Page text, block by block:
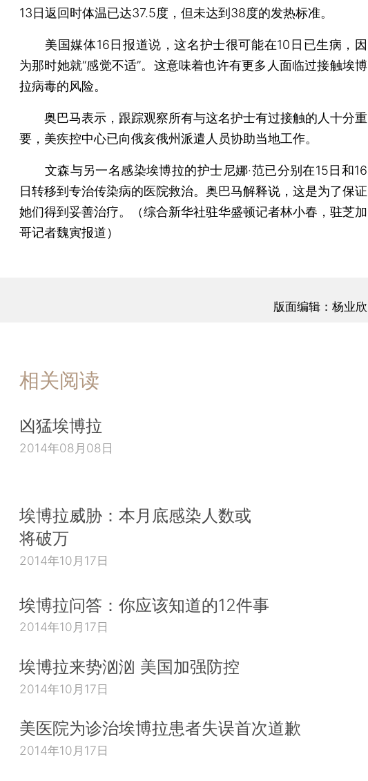
13日返回时体温已达37.5度，但未达到38度的发热标准。
美国媒体16日报道说，这名护士很可能在10日已生病，因
为那时她就“感觉不适”。这意味着也许有更多人面临过接触埃博
拉病毒的风险。
奥巴马表示，跟踪观察所有与这名护士有过接触的人十分重
要，美疾控中心已向俄亥俄州派遣人员协助当地工作。
文森与另一名感染埃博拉的护士尼娜·范已分别在15日和16
日转移到专治传染病的医院救治。奥巴马解释说，这是为了保证
她们得到妥善治疗。（综合新华社驻华盛顿记者林小春，驻芝加
哥记者魏寅报道）
版面编辑：杨业欣
相关阅读
凶猛埃博拉
2014年08月08日
埃博拉威胁：本月底感染人数或
将破万
2014年10月17日
埃博拉问答：你应该知道的12件事
2014年10月17日
埃博拉来势汹汹 美国加强防控
2014年10月17日
美医院为诊治埃博拉患者失误首次道歉
2014年10月17日